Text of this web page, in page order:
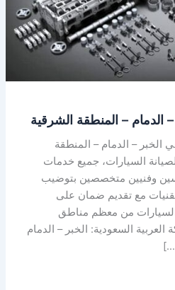
– المنطقة الشرقية
– الدمام – المنطقة
السيارات، جميع خدمات
وفنيين متخصصين بتوضيب
مع تقديم ضمان على
السيارات من معظم مناطق
السعودية: الخبر – الدمام